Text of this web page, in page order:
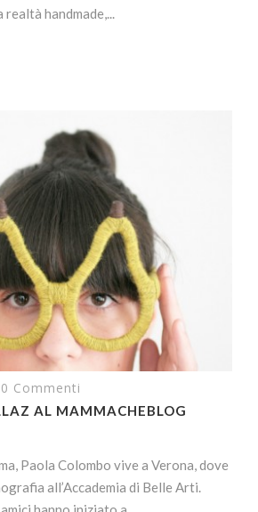
handmade,...
0 Commenti
AL MAMMACHEBLOG
Paola Colombo vive a Verona, dove
all’Accademia di Belle Arti.